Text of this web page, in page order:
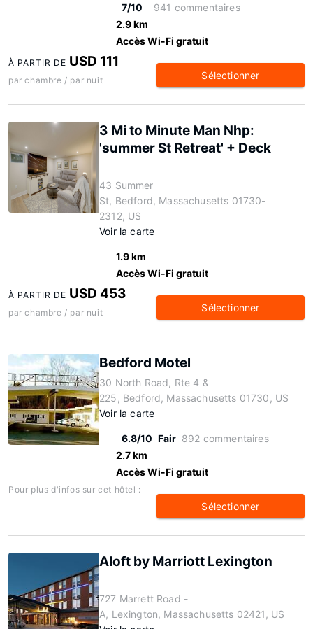
7/10
941 commentaires
2.9 km
Accès Wi-Fi gratuit
À PARTIR DE USD 111
par chambre / par nuit Sélectionner
3 Mi to Minute Man Nhp:
'summer St Retreat' + Deck
43 Summer
St, Bedford, Massachusetts 01730-
2312, US
Voir la carte
1.9 km
Accès Wi-Fi gratuit
À PARTIR DE USD 453
par chambre / par nuit Sélectionner
Bedford Motel
30 North Road, Rte 4 &
225, Bedford, Massachusetts 01730, US
Voir la carte
6.8/10 Fair 892 commentaires
2.7 km
Accès Wi-Fi gratuit
Pour plus d'infos sur cet hôtel :
Sélectionner
Aloft by Marriott Lexington
727 Marrett Road -
A, Lexington, Massachusetts 02421, US